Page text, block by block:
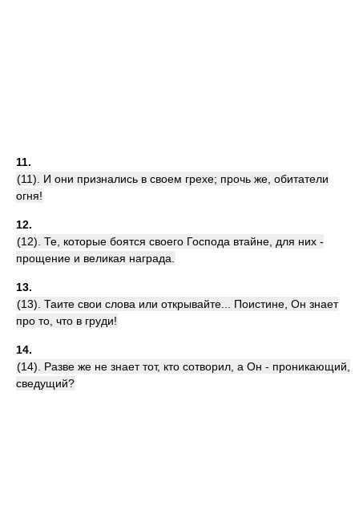
11.
(11). И они признались в своем грехе; прочь же, обитатели
огня!
12.
(12). Те, которые боятся своего Господа втайне, для них -
прощение и великая награда.
13.
(13). Таите свои слова или открывайте... Поистине, Он знает
про то, что в груди!
14.
(14). Разве же не знает тот, кто сотворил, а Он - проникающий,
сведущий?